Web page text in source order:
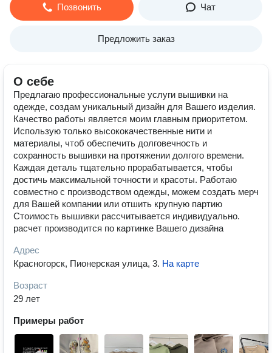
Позвонить Чат
Предложить заказ
О себе
Предлагаю профессиональные услуги вышивки на
одежде, создам уникальный дизайн для Вашего изделия.
Качество работы является моим главным приоритетом.
Использую только высококачественные нити и
материалы, чтоб обеспечить долговечность и
сохранность вышивки на протяжении долгого времени.
Каждая деталь тщательно прорабатывается, чтобы
достичь максимальной точности и красоты. Работаю
совместно с производством одежды, можем создать мерч
для Вашей компании или отшить крупную партию
Стоимость вышивки рассчитывается индивидуально.
расчет производится по картинке Вашего дизайна
Адрес
Красногорск, Пионерская улица, 3. На карте
Возраст
29 лет
Примеры работ